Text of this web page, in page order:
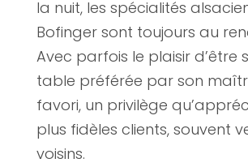
la nuit, les spécialités
Bofinger sont toujours au
Avec parfois le plaisir d’être
table préférée par son
favori, un privilège
plus fidèles clients, souvent
voisins.